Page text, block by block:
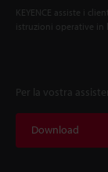
KEYENCE assiste i
istruzioni operative in
Per la vostra
Download